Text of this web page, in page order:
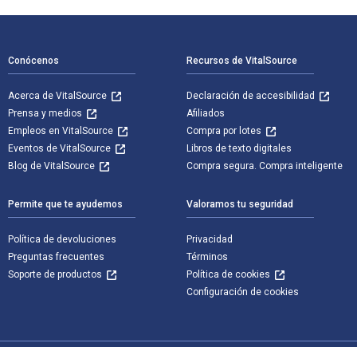
Conócenos
Acerca de VitalSource
Prensa y medios
Empleos en VitalSource
Eventos de VitalSource
Blog de VitalSource
Recursos de VitalSource
Declaración de accesibilidad
Afiliados
Compra por lotes
Libros de texto digitales
Compra segura. Compra inteligente
Permite que te ayudemos
Política de devoluciones
Preguntas frecuentes
Soporte de productos
Valoramos tu seguridad
Privacidad
Términos
Política de cookies
Configuración de cookies